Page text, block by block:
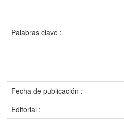
Palabras clave :
Fecha de publicación :
Editorial :